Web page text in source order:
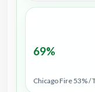
69%
Chicago Fire 53% /